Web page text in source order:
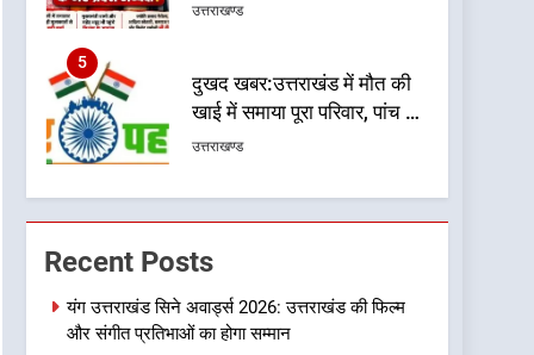
नए प्रदेश अध्यक्ष? राजनीति के
उत्तराखण्ड
5
दुखद खबर:उत्तराखंड में मौत की
खाई में समाया पूरा परिवार, पांच की
दर्दनाक मौत
उत्तराखण्ड
6
कृष्णा हाउसकीपिंग के मालिक
दीपक जायसवाल विनोद नौटियाल
आदि पर मुकदमा दर्ज
7
Recent Posts
यंग उत्तराखंड सिने अवार्ड्स 2026: उत्तराखंड की फिल्म
और संगीत प्रतिभाओं का होगा सम्मान